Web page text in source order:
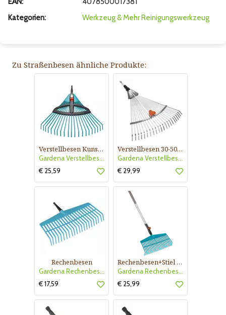
Kategorien:
Werkzeug & Mehr Reinigungswerkzeug
Zu Straßenbesen ähnliche Produkte:
Verstellbesen Kunstst.
Gardena Verstellbesen Kunstst.
€ 25,59
Verstellbesen 30-50cm
Gardena Verstellbesen 30-50cm
€ 29,99
Rechenbesen
Gardena Rechenbesen
€ 17,59
Rechenbesen+Stiel 130cm
Gardena Rechenbesen+Stiel
€ 25,99